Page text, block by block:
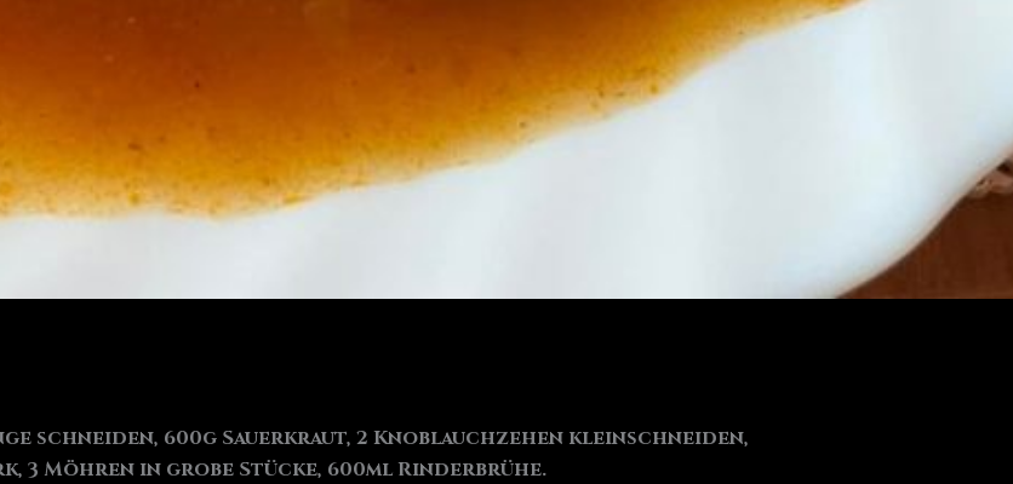
schneiden, 600g Sauerkraut, 2 Knoblauchzehen kleinschneiden,
3 Möhren in grobe Stücke, 600ml Rinderbrühe.